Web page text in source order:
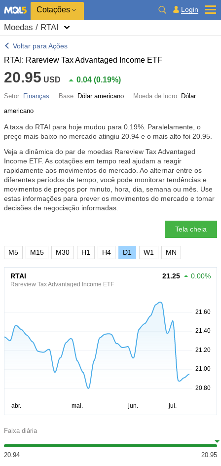
Cotações Login
Moedas / RTAI
Voltar para Ações
RTAI: Rareview Tax Advantaged Income ETF
20.95 USD 0.04 (0.19%)
Setor: Finanças Base: Dólar americano Moeda de lucro: Dólar
americano
A taxa do RTAI para hoje mudou para 0.19% . Paralelamente, o
preço mais baixo no mercado atingiu 20.94 e o mais alto foi 20.95.
Veja a dinâmica do par de moedas Rareview Tax Advantaged
Income ETF. As cotações em tempo real ajudam a reagir
rapidamente aos movimentos do mercado. Ao alternar entre os
diferentes períodos de tempo, você pode monitorar tendências e
movimentos de preços por minuto, hora, dia, semana ou mês. Use
estas informações para prever os movimentos do mercado e tomar
decisões de negociação informadas.
Tela cheia
M5 M15 M30 H1 H4 D1 W1 MN
RTAI
Rareview Tax Advantaged Income ETF
21.25 0.00%
Faixa diária
20.94 20.95